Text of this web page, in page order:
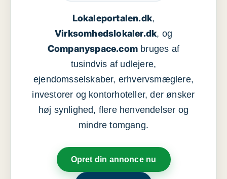
Lokaleportalen.dk,
Virksomhedslokaler.dk, og
Companyspace.com bruges af
tusindvis af udlejere,
ejendomsselskaber, erhvervsmæglere,
investorer og kontorhoteller, der ønsker
høj synlighed, flere henvendelser og
mindre tomgang.
Opret din annonce nu